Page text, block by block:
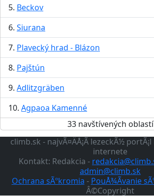
5. Beckov
6. Siurana
7. Plavecký hrad - Blázon
8. Pajštún
9. Adlitzgräben
10. Agpaoa Kamenné
33 navštívených oblastí
climb.sk - najvÃ¤ÄÅ¡Ã­ lezeckÃ½
internete
Kontakt: Redakcia -
admin@climb.sk
Ochrana sÃºkromia - PouÅ¾Ã­vanie
Â©Copyright